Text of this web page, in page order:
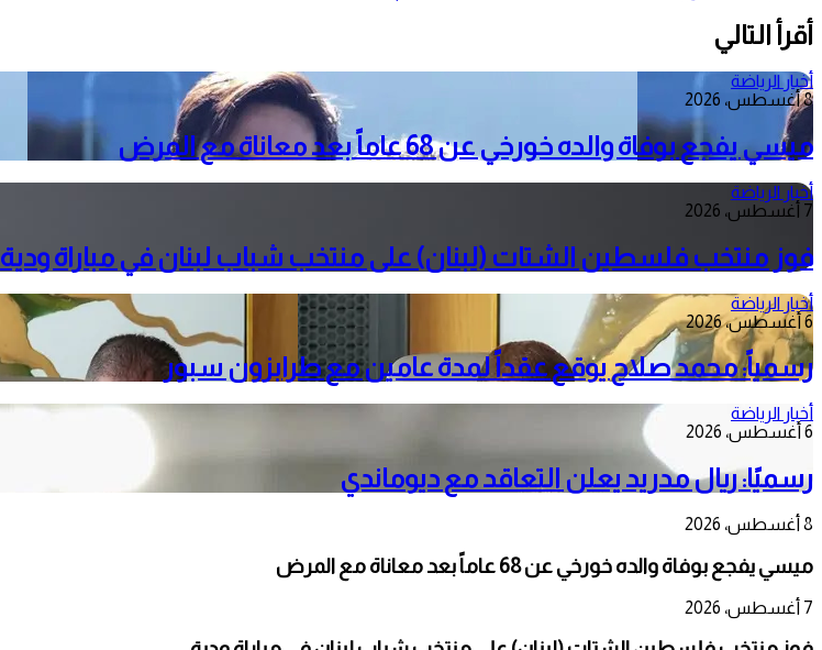
أقرأ التالي
أخبار الرياضة
8 أغسطس، 2026
ميسي يفجع بوفاة والده خورخي عن 68 عاماً بعد معاناة مع المرض
أخبار الرياضة
7 أغسطس، 2026
فوز منتخب فلسطين الشتات (لبنان) على منتخب شباب لبنان في مباراة ودية
أخبار الرياضة
6 أغسطس، 2026
رسمياً: محمد صلاح يوقع عقداً لمدة عامين مع طرابزون سبور
أخبار الرياضة
6 أغسطس، 2026
رسميًا: ريال مدريد يعلن التعاقد مع ديوماندي
8 أغسطس، 2026
ميسي يفجع بوفاة والده خورخي عن 68 عاماً بعد معاناة مع المرض
7 أغسطس، 2026